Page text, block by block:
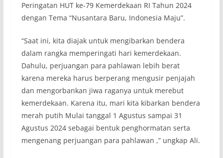
Peringatan HUT ke-79 Kemerdekaan RI Tahun 2024
dengan Tema “Nusantara Baru, Indonesia Maju”.
“Saat ini, kita diajak untuk mengibarkan bendera
dalam rangka memperingati hari kemerdekaan.
Dahulu, perjuangan para pahlawan lebih berat
karena mereka harus berperang mengusir penjajah
dan mengorbankan jiwa raganya untuk merebut
kemerdekaan. Karena itu, mari kita kibarkan bendera
merah putih Mulai tanggal 1 Agustus sampai 31
Agustus 2024 sebagai bentuk penghormatan serta
mengenang perjuangan para pahlawan ,” ungkap Ali.